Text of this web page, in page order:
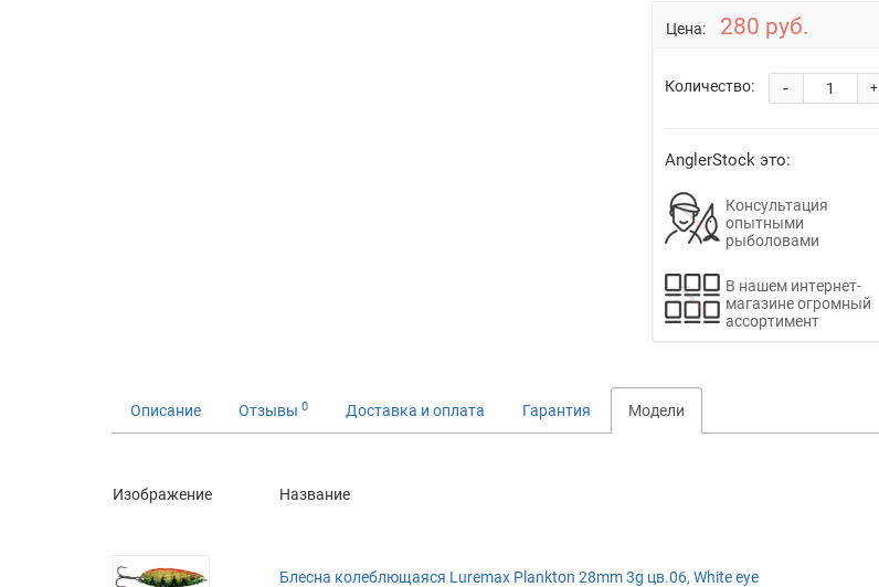
Цена: 280 руб.
Количество: +
-
AnglerStock это:
Консультация
опытными
рыболовами
В нашем интернет-
магазине огромный
ассортимент
Описание Отзывы 0 Доставка и оплата Гарантия Модели
Изображение Название
Блесна колеблющаяся Luremax Plankton 28mm 3g цв.06, White eye